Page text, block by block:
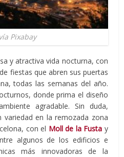
Pixabay
y atractiva vida nocturna, con
fiestas que abren sus puertas
todas las semanas del año.
donde prima el diseño
agradable. Sin duda,
en la remozada zona
con el Moll de la Fusta y
algunos de los edificios e
más innovadoras de la